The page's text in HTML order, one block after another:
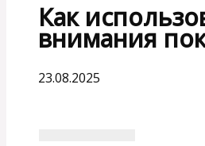
Как
внимания
23.08.2025